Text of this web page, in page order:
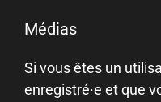
Médias
Si vous êtes un
enregistré·e et que